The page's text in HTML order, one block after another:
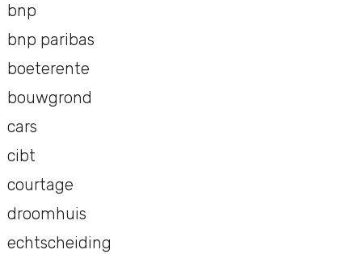
bnp
bnp paribas
boeterente
bouwgrond
cars
cibt
courtage
droomhuis
echtscheiding